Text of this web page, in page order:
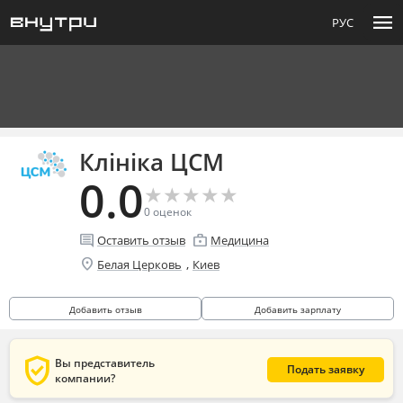
РУС menu
Клініка ЦСМ
0.0★
★★
★★
★★
★★
★
0оценок
comment Оставить отзыв enterprise Медицина
location_on Белая Церковь , Киев
Добавить отзыв Добавить зарплату
verified_user Вы представитель
компании?
Подать заявку